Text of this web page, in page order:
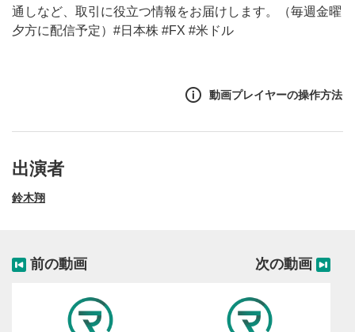
通しなど、取引に役立つ情報をお届けします。（毎週金曜
夕方に配信予定）#日本株 #FX #米ドル
動画プレイヤーの操作方法
出演者
鈴木翔
前の動画 次の動画